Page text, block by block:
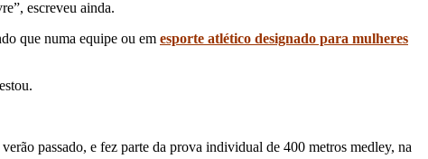
escreveu ainda.
que numa equipe ou em esporte atlético designado para mulheres
passado, e fez parte da prova individual de 400 metros medley, na